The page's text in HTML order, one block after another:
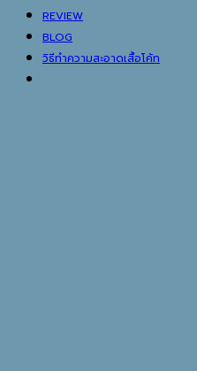
REVIEW
BLOG
วิธีทำความสะอาดเสื้อโค้ท